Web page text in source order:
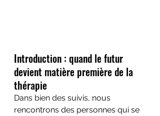
Introduction : quand le futur
devient matière première de la
thérapie
Dans bien des suivis, nous
rencontrons des personnes qui se